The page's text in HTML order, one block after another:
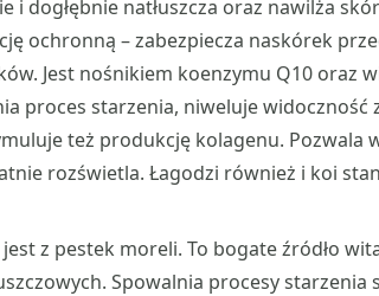
i dogłębnie natłuszcza oraz nawilża
ochronną – zabezpiecza naskórek
Jest nośnikiem koenzymu Q10 oraz
proces starzenia, niweluje widoczność
też produkcję kolagenu. Pozwala
rozświetla. Łagodzi również i koi
jest z pestek moreli. To bogate źródło
Spowalnia procesy starzenia